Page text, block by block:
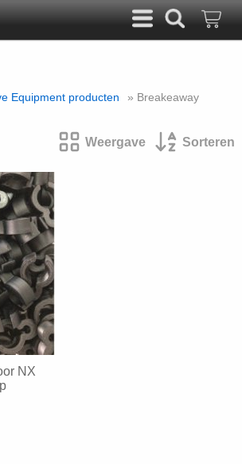
Equipment producten » Breakeaway
Weergave Sorteren
NX